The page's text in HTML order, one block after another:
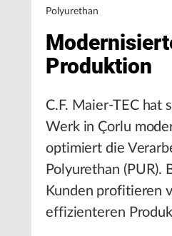
Polyurethan
Produktion
C.F. Maier-TEC hat
Werk in Çorlu
optimiert die
Polyurethan (PUR).
Kunden profitieren
effizienteren